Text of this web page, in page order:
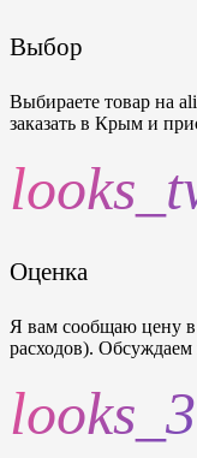
Выбор
Выбираете товар на
заказать в Крым и
Оценка
Я вам сообщаю цену
расходов).
looks_3